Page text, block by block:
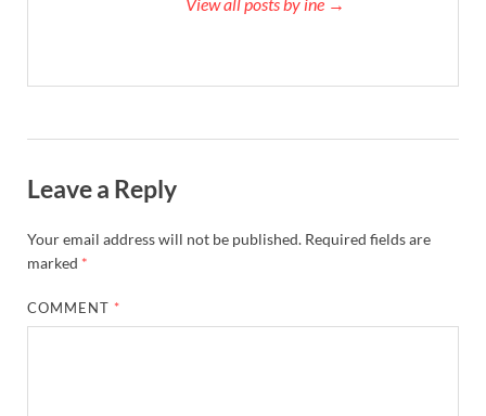
View all posts by ine →
Leave a Reply
Your email address will not be published. Required fields are
marked *
COMMENT *